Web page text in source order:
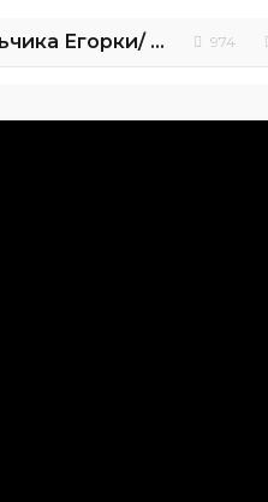
Power Wheels МАШИНА Подарок для мальчика Егорки/ Обзор игрушки MacLaren 974